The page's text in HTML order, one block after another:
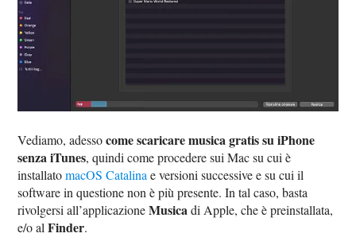
Vediamo, adessocome scaricare musica gratis su iPhone
senza iTunes, quindi come procedere sui Mac su cui è
installatomacOS Catalina e versioni successive e su cui il
software in questione non è più presente. In tal caso, basta
rivolgersi all’applicazioneMusica di Apple, che è preinstallata,
e/o alFinder.